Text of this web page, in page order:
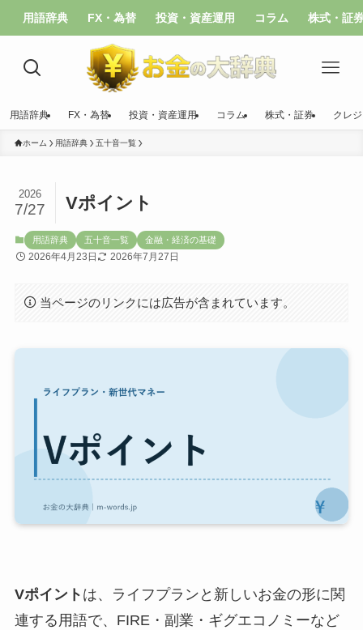
用語辞典 FX・為替 投資・資産運用 コラム 株式・証
用語辞典 FX・為替 投資・資産運用 コラム 株式・証券 クレ
ホーム 用語辞典 五十音一覧
Vポイント
2026
7/27
用語辞典 五十音一覧 金融・経済の基礎
2026年4月23日 2026年7月27日
当ページのリンクには広告が含まれています。
Vポイント は、ライフプランと新しいお金の形に関
連する用語で、FIRE・副業・ギグエコノミーなど